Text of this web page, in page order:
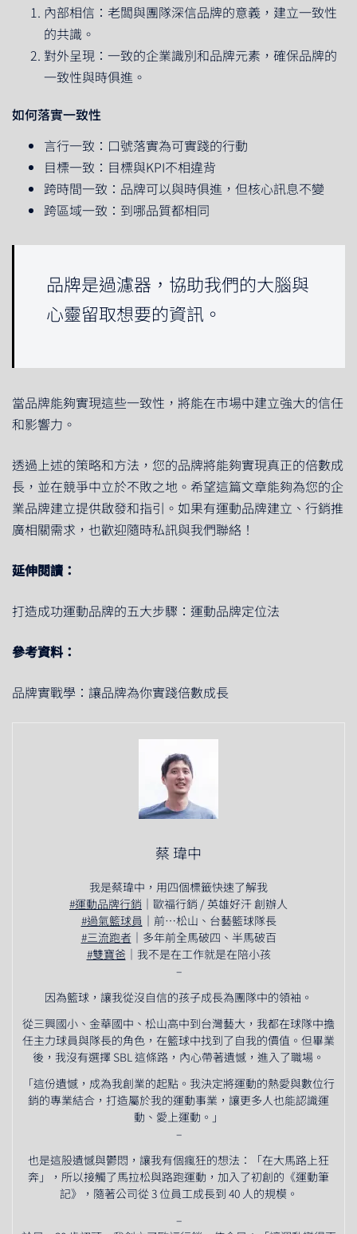
內部相信：老闆與團隊深信品牌的意義，建立一致性
的共識。
對外呈現：一致的企業識別和品牌元素，確保品牌的
一致性與時俱進。
如何落實一致性
言行一致：口號落實為可實踐的行動
目標一致：目標與KPI不相違背
跨時間一致：品牌可以與時俱進，但核心訊息不變
跨區域一致：到哪品質都相同
品牌是過濾器，協助我們的大腦與
心靈留取想要的資訊。
當品牌能夠實現這些一致性，將能在市場中建立強大的信任
和影響力。
透過上述的策略和方法，您的品牌將能夠實現真正的倍數成
長，並在競爭中立於不敗之地。希望這篇文章能夠為您的企
業品牌建立提供啟發和指引。如果有運動品牌建立、行銷推
廣相關需求，也歡迎隨時私訊與我們聯絡 ！
延伸閱讀：
打造成功運動品牌的五大步驟：運動品牌定位法
參考資料：
品牌實戰學：讓品牌為你實踐倍數成長
蔡 瑋中
我是蔡瑋中，用四個標籤快速了解我
#運動品牌行銷 ｜歐福行銷 / 英雄好汗 創辦人
#過氣籃球員 ｜前⋯松山、台藝籃球隊長
#三流跑者｜多年前全馬破四、半馬破百
#雙寶爸 ｜我不是在工作就是在陪小孩
–
因為籃球，讓我從沒自信的孩子成長為團隊中的領袖。
從三興國小、金華國中、松山高中到台灣藝大，我都在球隊中擔
任主力球員與隊長的角色，在籃球中找到了自我的價值。但畢業
後，我沒有選擇 SBL 這條路，內心帶著遺憾，進入了職場。
「這份遺憾，成為我創業的起點。我決定將運動的熱愛與數位行
銷的專業結合，打造屬於我的運動事業，讓更多人也能認識運
動、愛上運動。」
–
也是這股遺憾與鬱悶，讓我有個瘋狂的想法：「在大馬路上狂
奔」，所以接觸了馬拉松與路跑運動，加入了初創的《運動筆
記》，隨著公司從 3 位員工成長到 40 人的規模。
–